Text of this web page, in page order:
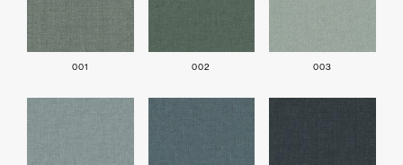
001 002 003